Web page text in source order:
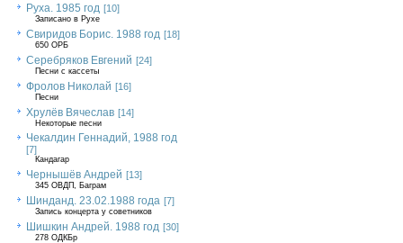
Руха. 1985 год [10]
Записано в Рухе
Свиридов Борис. 1988 год [18]
650 ОРБ
Серебряков Евгений [24]
Песни с кассеты
Фролов Николай [16]
Песни
Хрулёв Вячеслав [14]
Некоторые песни
Чекалдин Геннадий, 1988 год
[7]
Кандагар
Чернышёв Андрей [13]
345 ОВДП, Баграм
Шинданд. 23.02.1988 года [7]
Запись концерта у советников
Шишкин Андрей. 1988 год [30]
278 ОДКБр